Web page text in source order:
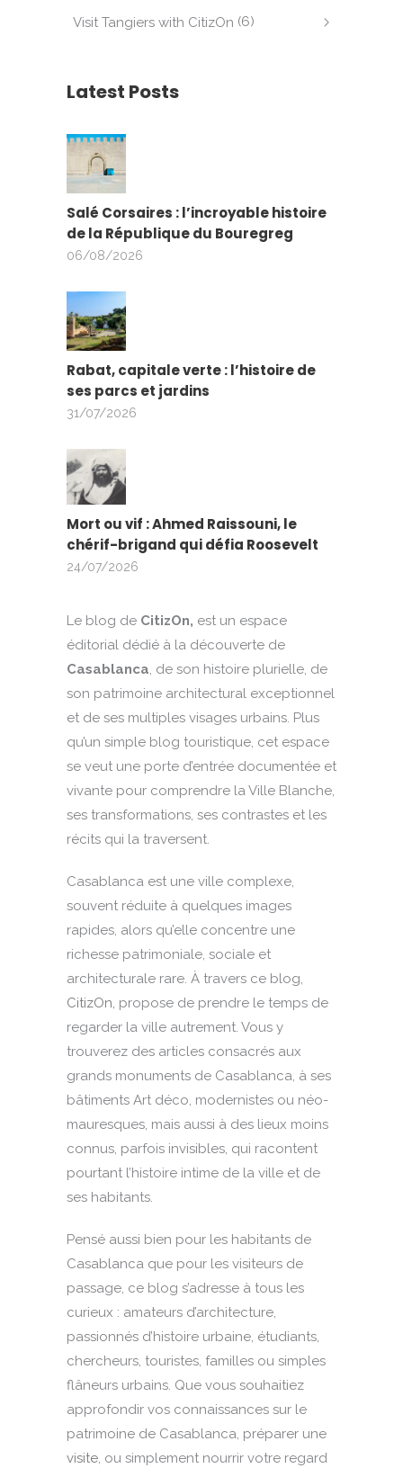
Visit Tangiers with CitizOn (6)
Latest Posts
Salé Corsaires : l’incroyable histoire
de la République du Bouregreg
06/08/2026
Rabat, capitale verte : l’histoire de
ses parcs et jardins
31/07/2026
Mort ou vif : Ahmed Raissouni, le
chérif-brigand qui défia Roosevelt
24/07/2026
Le blog de CitizOn, est un espace
éditorial dédié à la découverte de
Casablanca, de son histoire plurielle, de
son patrimoine architectural exceptionnel
et de ses multiples visages urbains. Plus
qu’un simple blog touristique, cet espace
se veut une porte d’entrée documentée et
vivante pour comprendre la Ville Blanche,
ses transformations, ses contrastes et les
récits qui la traversent.
Casablanca est une ville complexe,
souvent réduite à quelques images
rapides, alors qu’elle concentre une
richesse patrimoniale, sociale et
architecturale rare. À travers ce blog,
CitizOn, propose de prendre le temps de
regarder la ville autrement. Vous y
trouverez des articles consacrés aux
grands monuments de Casablanca, à ses
bâtiments Art déco, modernistes ou néo-
mauresques, mais aussi à des lieux moins
connus, parfois invisibles, qui racontent
pourtant l’histoire intime de la ville et de
ses habitants.
Pensé aussi bien pour les habitants de
Casablanca que pour les visiteurs de
passage, ce blog s’adresse à tous les
curieux : amateurs d’architecture,
passionnés d’histoire urbaine, étudiants,
chercheurs, touristes, familles ou simples
flâneurs urbains. Que vous souhaitiez
approfondir vos connaissances sur le
patrimoine de Casablanca, préparer une
visite, ou simplement nourrir votre regard